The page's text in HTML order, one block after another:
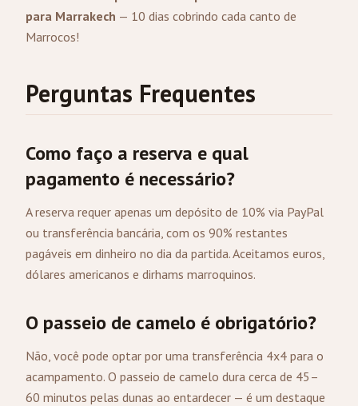
para Marrakech — 10 dias cobrindo cada canto de
Marrocos!
Perguntas Frequentes
Como faço a reserva e qual
pagamento é necessário?
A reserva requer apenas um depósito de 10% via PayPal
ou transferência bancária, com os 90% restantes
pagáveis em dinheiro no dia da partida. Aceitamos euros,
dólares americanos e dirhams marroquinos.
O passeio de camelo é obrigatório?
Não, você pode optar por uma transferência 4x4 para o
acampamento. O passeio de camelo dura cerca de 45–
60 minutos pelas dunas ao entardecer — é um destaque